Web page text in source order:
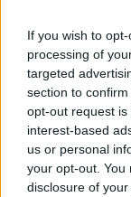
If you wish to
processing of
targeted
section to
opt-out request
interest-based
us or personal
your opt-out. You
disclosure of